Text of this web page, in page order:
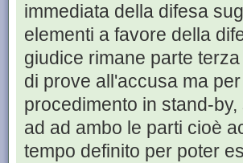
immediata della difesa
elementi a favore della
giudice rimane parte
di prove all'accusa ma
procedimento in stand-
ad ad ambo le parti cioè
tempo definito per poter